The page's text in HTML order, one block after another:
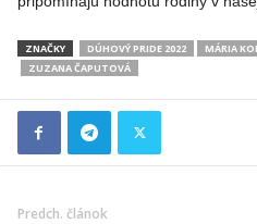
ZNAČKY DÚHOVÝ PRIDE 2022 MÁRIA
ZUZANA ČAPUTOVÁ
Predch. článok